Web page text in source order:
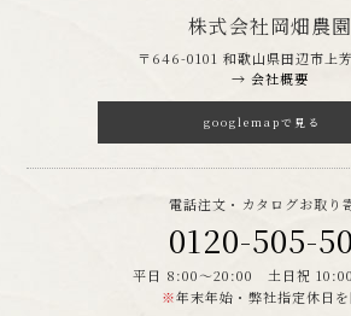
株式会社岡畑農園
〒646-0101 和歌山県田辺市上
→ 会社概要
googlemapで見る
電話注文・カタログお取り
0120-505-
平日 8:00～20:00 土日祝
※年末年始・弊社指定休日を